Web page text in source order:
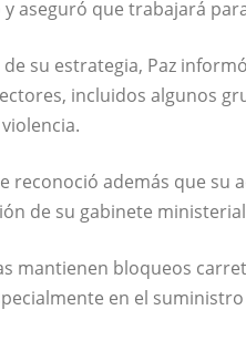
aseguró que trabajará
su estrategia, Paz
incluidos algunos
reconoció además que su
de su gabinete
mantienen bloqueos
en el